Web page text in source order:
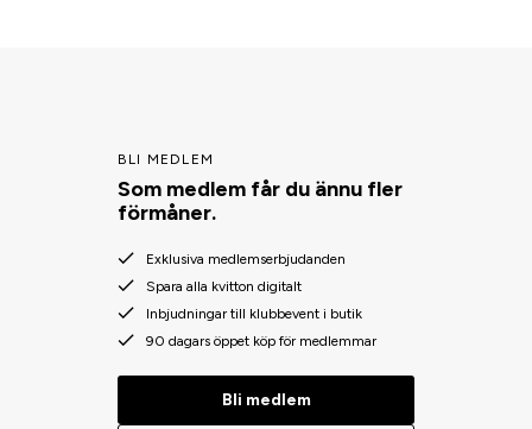
BLI MEDLEM
Som medlem får du ännu fler
förmåner.
Exklusiva medlemserbjudanden
Spara alla kvitton digitalt
Inbjudningar till klubbevent i butik
90 dagars öppet köp för medlemmar
Bli medlem